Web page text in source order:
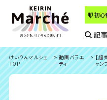
初心
記
けいりんマルシェ
TOP
動画バラエ
ティ
【超
ャン